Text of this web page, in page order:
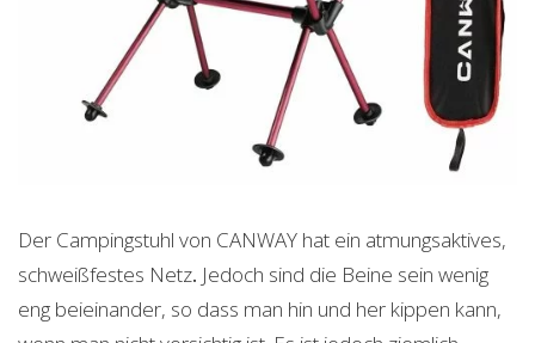
Der Campingstuhl von CANWAY hat ein atmungsaktives,
schweißfestes Netz. Jedoch sind die Beine sein wenig
eng beieinander, so dass man hin und her kippen kann,